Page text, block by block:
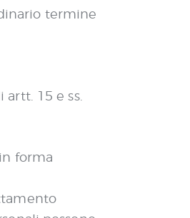
termine
15 e ss.
forma